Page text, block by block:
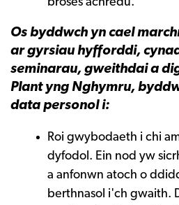
broses achredu.
Os byddwch yn cael
ar gyrsiau hyfforddi,
seminarau, gweithdai a
Plant yng Nghymru,
data personol i:
Roi gwybodaeth i chi
dyfodol. Ein nod yw
a anfonwn atoch o
berthnasol i'ch gwaith.